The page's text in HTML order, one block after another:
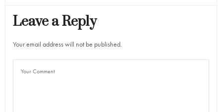
Leave a Reply
Your email address will not be published.